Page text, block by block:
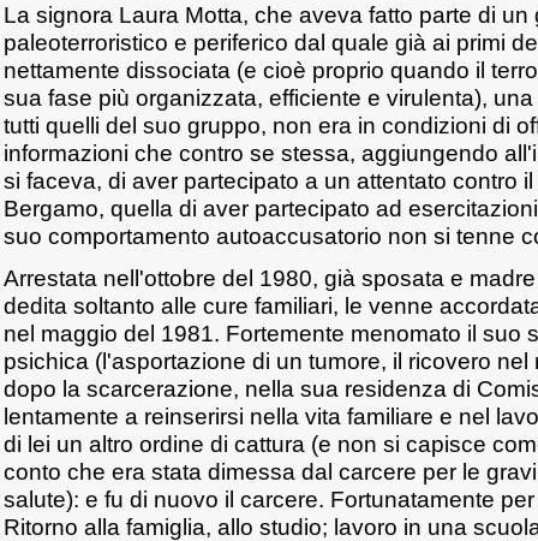
La signora Laura Motta, che aveva fatto parte di un
paleoterroristico e periferico dal quale già ai primi
nettamente dissociata (e cioè proprio quando il
sua fase più organizzata, efficiente e virulenta),
tutti quelli del suo gruppo, non era in condizioni di
informazioni che contro se stessa, aggiungendo
si faceva, di aver partecipato a un attentato contro
Bergamo, quella di aver partecipato ad
suo comportamento autoaccusatorio non si tenne
Arrestata nell'ottobre del 1980, già sposata e
dedita soltanto alle cure familiari, le venne
nel maggio del 1981. Fortemente menomato il suo
psichica (l'asportazione di un tumore, il ricovero nel
dopo la scarcerazione, nella sua residenza di
lentamente a reinserirsi nella vita familiare e nel
di lei un altro ordine di cattura (e non si capisce
conto che era stata dimessa dal carcere per le
salute): e fu di nuovo il carcere. Fortunatamente
Ritorno alla famiglia, allo studio; lavoro in una